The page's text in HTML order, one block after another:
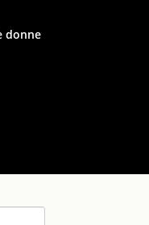
donne